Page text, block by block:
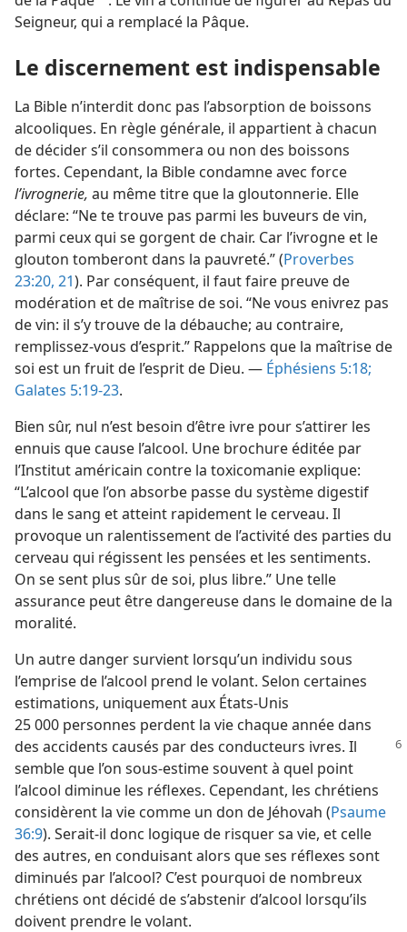
Seigneur, qui a remplacé la Pâque.
Le discernement est indispensable
La Bible n’interdit donc pas l’absorption de boissons
alcooliques. En règle générale, il appartient à chacun
de décider s’il consommera ou non des boissons
fortes. Cependant, la Bible condamne avec force
l’ivrognerie, au même titre que la gloutonnerie. Elle
déclare: “Ne te trouve pas parmi les buveurs de vin,
parmi ceux qui se gorgent de chair. Car l’ivrogne et le
glouton tomberont dans la pauvreté.” (Proverbes
23:20, 21). Par conséquent, il faut faire preuve de
modération et de maîtrise de soi. “Ne vous enivrez pas
de vin: il s’y trouve de la débauche; au contraire,
remplissez-​vous d’esprit.” Rappelons que la maîtrise de
soi est un fruit de l’esprit de Dieu. — Éphésiens 5:18;
Galates 5:19-23.
Bien sûr, nul n’est besoin d’être ivre pour s’attirer les
ennuis que cause l’alcool. Une brochure éditée par
l’Institut américain contre la toxicomanie explique:
“L’alcool que l’on absorbe passe du système digestif
dans le sang et atteint rapidement le cerveau. Il
provoque un ralentissement de l’activité des parties du
cerveau qui régissent les pensées et les sentiments.
On se sent plus sûr de soi, plus libre.” Une telle
assurance peut être dangereuse dans le domaine de la
moralité.
Un autre danger survient lorsqu’un individu sous
l’emprise de l’alcool prend le volant. Selon certaines
estimations, uniquement aux États-Unis
25 000 personnes perdent la vie chaque année dans
des accidents causés par des conducteurs ivres. Il
semble que l’on sous-estime souvent à quel point
l’alcool diminue les réflexes. Cependant, les chrétiens
considèrent la vie comme un don de Jéhovah (Psaume
36:9). Serait-​il donc logique de risquer sa vie, et celle
des autres, en conduisant alors que ses réflexes sont
diminués par l’alcool? C’est pourquoi de nombreux
chrétiens ont décidé de s’abstenir d’alcool lorsqu’ils
doivent prendre le volant.